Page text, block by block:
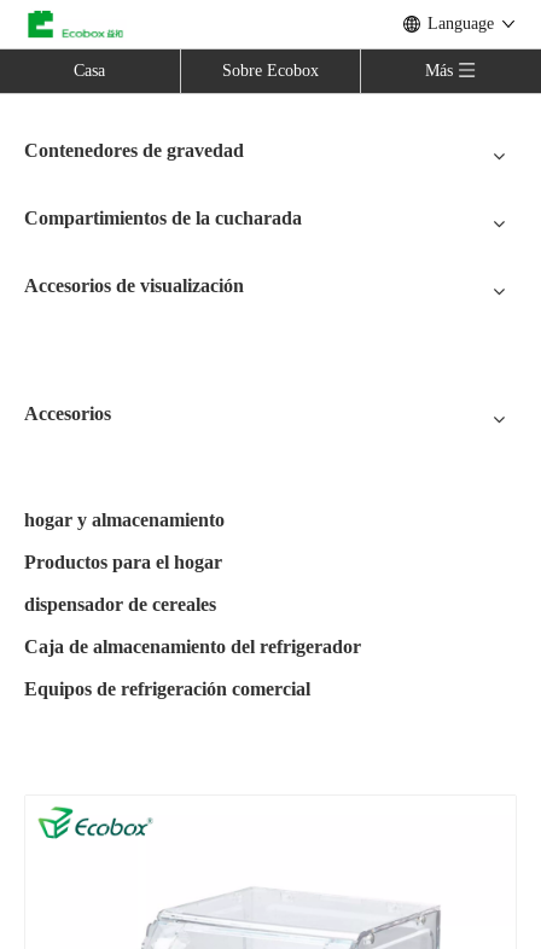
Language
Casa Sobre Ecobox Más
Contenedores de gravedad
Compartimientos de la cucharada
Accesorios de visualización
Accesorios
hogar y almacenamiento
Productos para el hogar
dispensador de cereales
Caja de almacenamiento del refrigerador
Equipos de refrigeración comercial